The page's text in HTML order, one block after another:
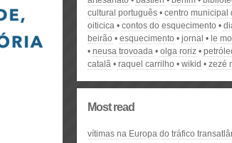
cultural português
centro municipal
oiticica
contos do esquecimento
beirão
esquecimento jornal le
neusa trovoada
olga roriz
catalã
raquel carrilho wikid zezé
Most read
vítimas na Europa do tráfico